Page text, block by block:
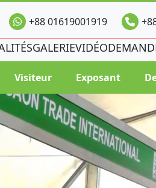
+88 01619001919
GALERIEVIDÉO
Visiteur Exposant